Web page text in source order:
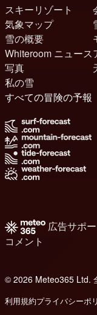
スキーリゾート
気象マップ
雪の概要
Whiteroom ニュース
写真
私の雪
すべての冒険の予報
広告サポー
コメント
© 2026 Meteo365 Ltd.
利用規約プライバシーポ